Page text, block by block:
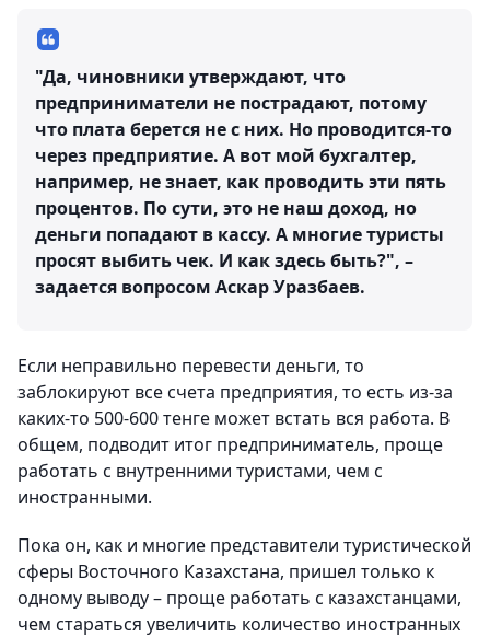
"Да, чиновники утверждают, что
предприниматели не пострадают, потому
что плата берется не с них. Но проводится-то
через предприятие. А вот мой бухгалтер,
например, не знает, как проводить эти пять
процентов. По сути, это не наш доход, но
деньги попадают в кассу. А многие туристы
просят выбить чек. И как здесь быть?", –
задается вопросом Аскар Уразбаев.
Если неправильно перевести деньги, то
заблокируют все счета предприятия, то есть из-за
каких-то 500-600 тенге может встать вся работа. В
общем, подводит итог предприниматель, проще
работать с внутренними туристами, чем с
иностранными.
Пока он, как и многие представители туристической
сферы Восточного Казахстана, пришел только к
одному выводу – проще работать с казахстанцами,
чем стараться увеличить количество иностранных